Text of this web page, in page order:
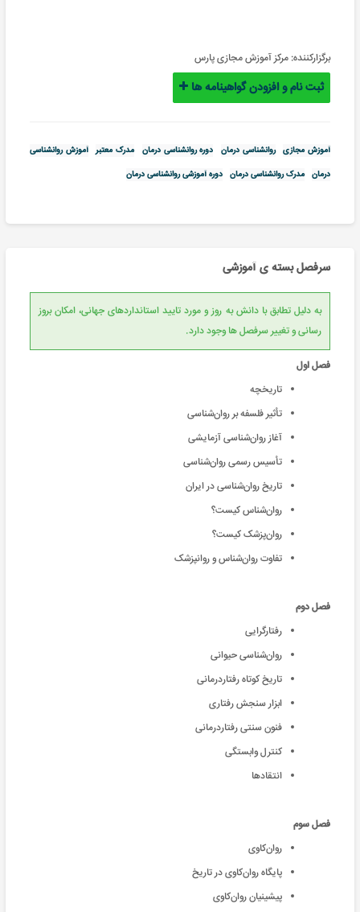
برگزارکننده: مرکز آموزش مجازی پارس
ثبت نام و افزودن گواهینامه ها
آموزش مجازی روانشناسی درمان دوره روانشناسی درمان مدرک معتبر
آموزش روانشناسی
درمان مدرک روانشناسی درمان دوره آموزشی روانشناسی درمان
سرفصل بسته ی آموزشی
به دلیل تطابق با دانش به روز و مورد تایید استانداردهای جهانی، امکان بروز
رسانی و تغییر سرفصل ها وجود دارد.
فصل اول
تاریخچه
تأثیر فلسفه بر روان‌شناسی
آغاز روان‌شناسی آزمایشی
تأسیس رسمی روان‌شناسی
تاریخ روان‌شناسی در ایران
روان‌شناس کیست؟
روان‌پزشک کیست؟
تفاوت روان‌شناس و روانپزشک
فصل دوم
رفتارگرایی
روان‌شناسی حیوانی
تاریخ کوتاه رفتاردرمانی
ابزار سنجش رفتاری
فنون سنتی رفتاردرمانی
کنترل وابستگی
انتقادها
فصل سوم
روان‌کاوی
پایگاه روان‌کاوی در تاریخ
پیشینیان روان‌کاوی